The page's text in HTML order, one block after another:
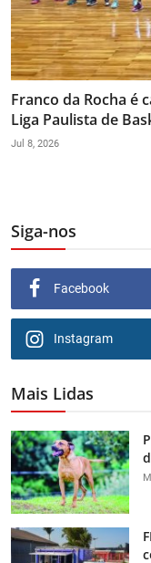
Franco da Rocha é
Liga Paulista de
Jul 8, 2026
Siga-nos
Facebook
Instagram
Mais Lidas